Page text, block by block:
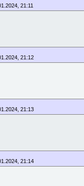
21:11
21:12
21:13
21:14